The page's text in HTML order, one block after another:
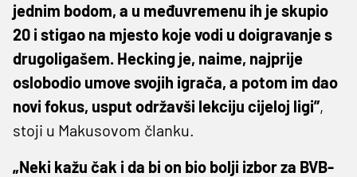
jednim bodom, a u međuvremenu ih je skupio
20 i stigao na mjesto koje vodi u doigravanje s
drugoligašem. Hecking je, naime, najprije
oslobodio umove svojih igrača, a potom im dao
novi fokus, usput održavši lekciju cijeloj ligi”,
stoji u Makusovom članku.
„Neki kažu čak i da bi on bio bolji izbor za BVB-